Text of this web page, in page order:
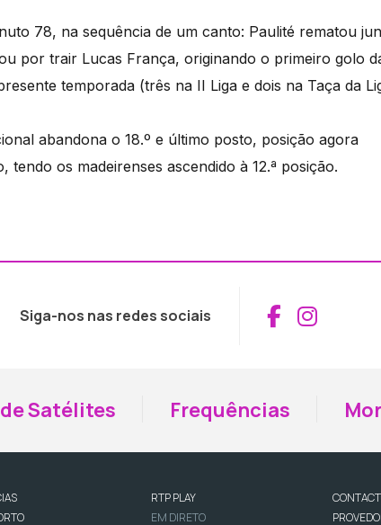
78, na sequência de um canto: Paulité rematou
por trair Lucas França, originando o primeiro golo
temporada (três na II Liga e dois na Taça da
abandona o 18.º e último posto, posição agora
os madeirenses ascendido à 12.ª posição.
Siga-nos nas redes sociais Aceder
Satélites Frequências
RTP PLAY
EM DIRETO